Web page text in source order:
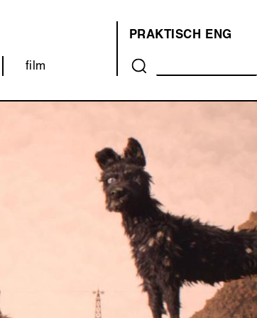
film
OVER
ONS
(MENU)
PRAKTISCH ENG